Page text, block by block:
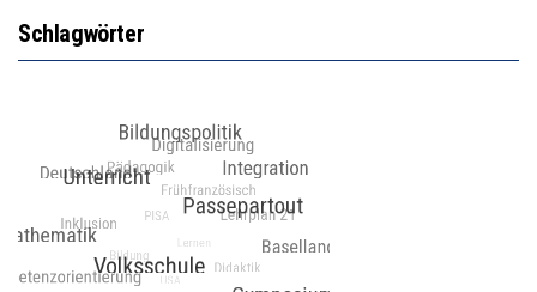
Schlagwörter